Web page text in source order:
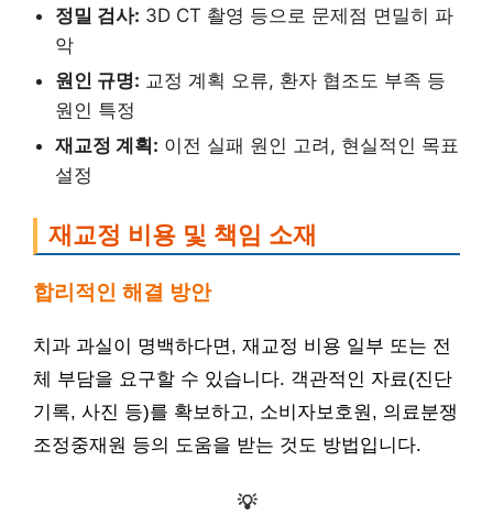
정밀 검사: 3D CT 촬영 등으로 문제점 면밀히 파
악
원인 규명: 교정 계획 오류, 환자 협조도 부족 등
원인 특정
재교정 계획: 이전 실패 원인 고려, 현실적인 목표
설정
재교정 비용 및 책임 소재
합리적인 해결 방안
치과 과실이 명백하다면, 재교정 비용 일부 또는 전
체 부담을 요구할 수 있습니다. 객관적인 자료(진단
기록, 사진 등)를 확보하고, 소비자보호원, 의료분쟁
조정중재원 등의 도움을 받는 것도 방법입니다.
💡